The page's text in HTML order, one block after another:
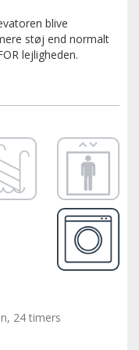
blive
støj end normalt
lejligheden.
24 timers